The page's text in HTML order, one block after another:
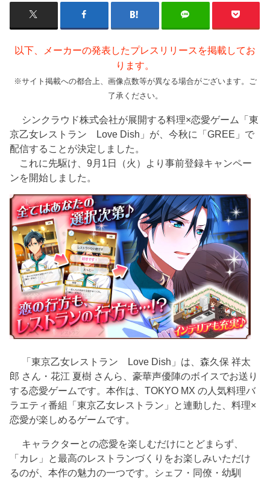
以下、メーカーの発表したプレスリリースを掲載してお
ります。
※サイト掲載への都合上、画像点数等が異なる場合がございます。ご
了承ください。
シンクラウド株式会社が展開する料理×恋愛ゲーム「東
京乙女レストラン Love Dish」が、今秋に「GREE」で
配信することが決定しました。
これに先駆け、9月1日（火）より事前登録キャンペー
ンを開始しました。
「東京乙女レストラン Love Dish」は、森久保 祥太
郎 さん・花江 夏樹 さんら、豪華声優陣のボイスでお送り
する恋愛ゲームです。本作は、TOKYO MX の人気料理バ
ラエティ番組「東京乙女レストラン」と連動した、料理×
恋愛が楽しめるゲームです。
キャラクターとの恋愛を楽しむだけにとどまらず、
「カレ」と最高のレストランづくりをお楽しみいただけ
るのが、本作の魅力の一つです。シェフ・同僚・幼馴